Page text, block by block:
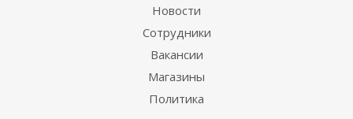
Новости
Сотрудники
Вакансии
Магазины
Политика